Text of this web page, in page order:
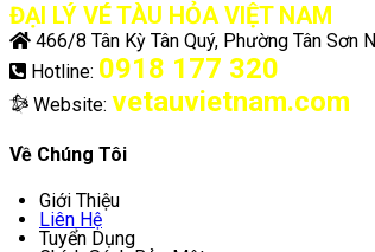
ĐẠI LÝ VÉ TÀU HỎA VIỆT NAM
466/8 Tân Kỳ Tân Quý, Phường Tân Sơn
Hotline: 0918 177 320
Website: vetauvietnam.com
Về Chúng Tôi
Giới Thiệu
Liên Hệ
Tuyển Dụng